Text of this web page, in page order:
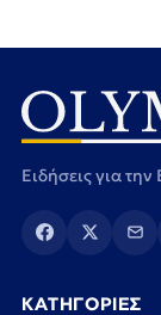
Ειδήσεις για
ΚΑΤΗΓΟΡΙΕΣ